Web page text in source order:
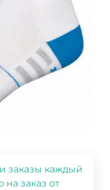
заказы каждый
на заказ от